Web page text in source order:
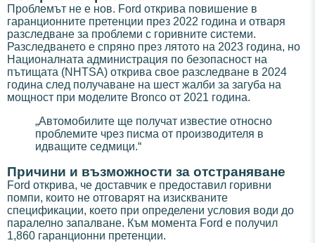
Проблемът не е нов. Ford открива повишение в
гаранционните претенции през 2022 година и отваря
разследване за проблеми с горивните системи.
Разследването е спряно през лятото на 2023 година, но
Националната администрация по безопасност на
пътищата (NHTSA) открива свое разследване в 2024
година след получаване на шест жалби за загуба на
мощност при моделите Bronco от 2021 година.
„Автомобилите ще получат известие относно
проблемите чрез писма от производителя в
идващите седмици.“
Причини и възможности за отстраняване
Ford открива, че доставчик е предоставил горивни
помпи, които не отговарят на изискваните
спецификации, което при определени условия води до
паралелно запалване. Към момента Ford е получил
1,860 гаранционни претенции.